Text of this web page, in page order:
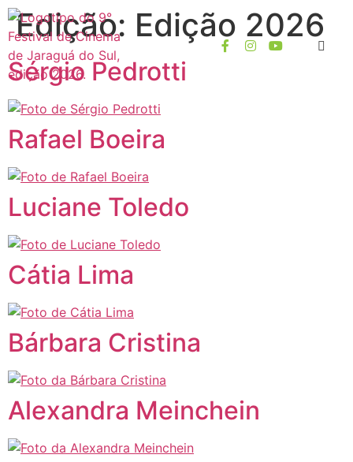
Edição: Edição 2026
Sérgio Pedrotti
Rafael Boeira
Luciane Toledo
Cátia Lima
Bárbara Cristina
Alexandra Meinchein